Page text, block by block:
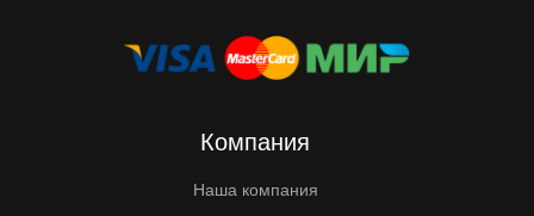
Компания
Наша компания